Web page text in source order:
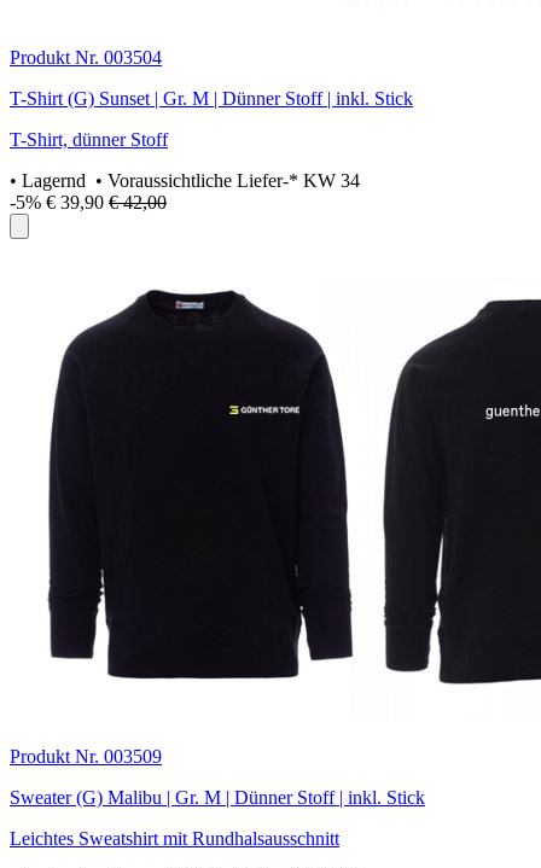
Produkt Nr. 003504
T-Shirt (G) Sunset | Gr. M | Dünner Stoff | inkl. Stick
T-Shirt, dünner Stoff
• Lagernd • Voraussichtliche Liefer-* KW 34
-5% € 39,90 € 42,00
Produkt Nr. 003509
Sweater (G) Malibu | Gr. M | Dünner Stoff | inkl. Stick
Leichtes Sweatshirt mit Rundhalsausschnitt